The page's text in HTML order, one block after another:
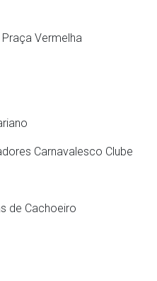
Vermelha
Carnavalesco Clube
de Cachoeiro